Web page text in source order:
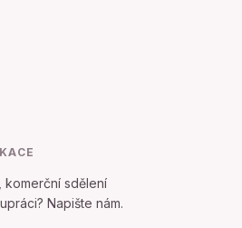
komerční sdělení
Napište nám.